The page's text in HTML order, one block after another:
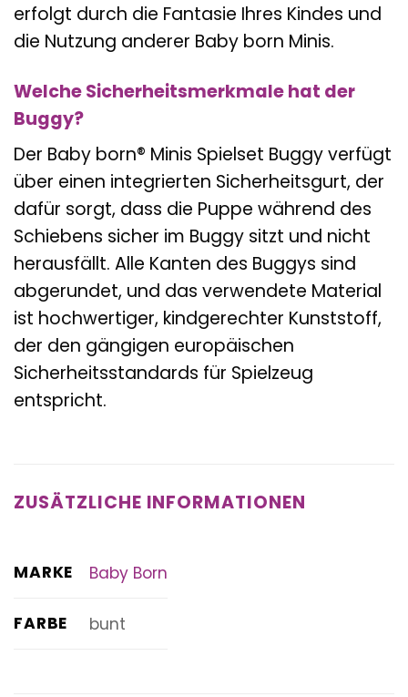
erfolgt durch die Fantasie Ihres Kindes und
die Nutzung anderer Baby born Minis.
Welche Sicherheitsmerkmale hat der
Buggy?
Der Baby born® Minis Spielset Buggy verfügt
über einen integrierten Sicherheitsgurt, der
dafür sorgt, dass die Puppe während des
Schiebens sicher im Buggy sitzt und nicht
herausfällt. Alle Kanten des Buggys sind
abgerundet, und das verwendete Material
ist hochwertiger, kindgerechter Kunststoff,
der den gängigen europäischen
Sicherheitsstandards für Spielzeug
entspricht.
ZUSÄTZLICHE INFORMATIONEN
MARKE Baby Born
FARBE bunt